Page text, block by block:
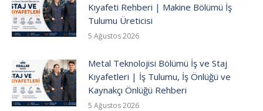
Kıyafeti Rehberi | Makine Bölümü İş
Tulumu Üreticisi
5 Ağustos 2026
Metal Teknolojisi Bölümü İş ve Staj
Kıyafetleri | İş Tulumu, İş Önlüğü ve
Kaynakçı Önlüğü Rehberi
5 Ağustos 2026